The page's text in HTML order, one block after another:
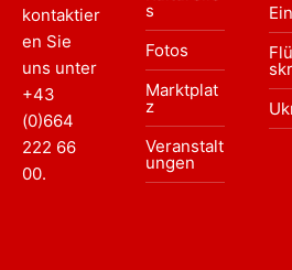
kontaktier
en Sie
uns unter
+43
(0)664
222 66
00.
s
Fotos
Marktplat
z
Veranstalt
ungen